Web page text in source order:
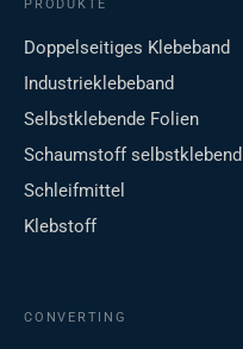
PRODUKTE
Doppelseitiges Klebeband
Industrieklebeband
Selbstklebende Folien
Schaumstoff selbstklebend
Schleifmittel
Klebstoff
CONVERTING